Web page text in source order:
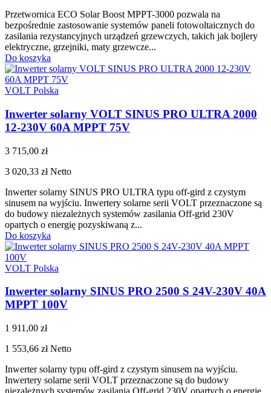
Przetwornica ECO Solar Boost MPPT-3000 pozwala na
bezpośrednie zastosowanie systemów paneli fotowoltaicznych do
zasilania rezystancyjnych urządzeń grzewczych, takich jak bojlery
elektryczne, grzejniki, maty grzewcze...
Do koszyka
VOLT Polska
Inwerter solarny VOLT SINUS PRO ULTRA 2000
12-230V 60A MPPT 75V
3 715,00 zł
3 020,33 złNetto
Inwerter solarny SINUS PRO ULTRA typu off-gird z czystym
sinusem na wyjściu. Inwertery solarne serii VOLT przeznaczone są
do budowy niezależnych systemów zasilania Off-grid 230V
opartych o energię pozyskiwaną z...
Do koszyka
VOLT Polska
Inwerter solarny SINUS PRO 2500 S 24V-230V 40A
MPPT 100V
1 911,00 zł
1 553,66 złNetto
Inwerter solarny typu off-gird z czystym sinusem na wyjściu.
Inwertery solarne serii VOLT przeznaczone są do budowy
niezależnych systemów zasilania Off-grid 230V opartych o energię